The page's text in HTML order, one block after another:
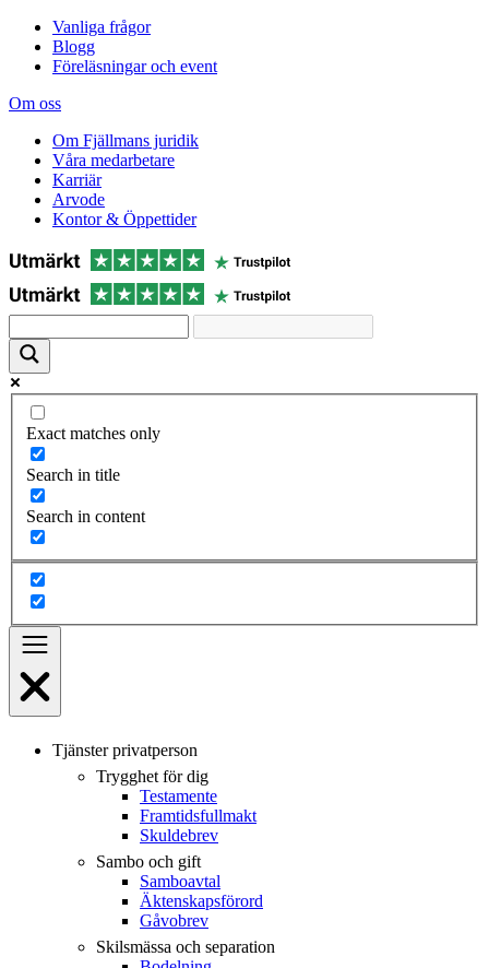
Vanliga frågor
Blogg
Föreläsningar och event
Om oss
Om Fjällmans juridik
Våra medarbetare
Karriär
Arvode
Kontor & Öppettider
Exact matches only
Search in title
Search in content
Tjänster privatperson
Trygghet för dig
Testamente
Framtidsfullmakt
Skuldebrev
Sambo och gift
Samboavtal
Äktenskapsförord
Gåvobrev
Skilsmässa och separation